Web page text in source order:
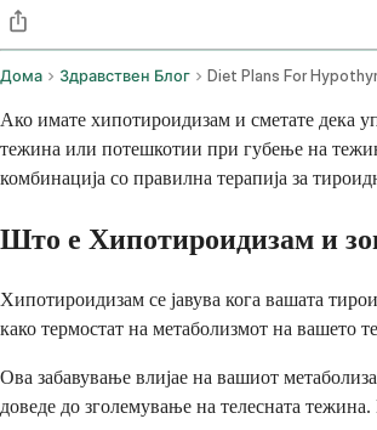
Дома Здравствен Блог
Ако имате хипотироидизам и сметате дека
тежина или потешкотии при губење на
комбинација со правилна терапија за
Што е Хипотироидизам и
Хипотироидизам се јавува кога вашата
како термостат на метаболизмот на вашето
Ова забавување влијае на вашиот
доведе до зголемување на телесната